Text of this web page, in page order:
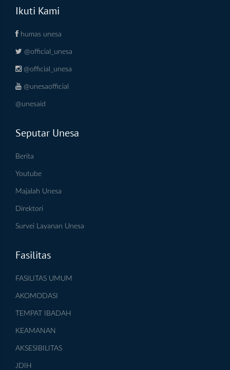
Ikuti Kami
humas unesa
@official_unesa
@official_unesa
@unesaofficial
@unesaid
Seputar Unesa
Berita
Youtube
Majalah Unesa
Direktori
Survei Layanan Unesa
Fasilitas
FASILITAS UMUM
AKOMODASI
TEMPAT IBADAH
KEAMANAN
AKSESIBILITAS
JDIH